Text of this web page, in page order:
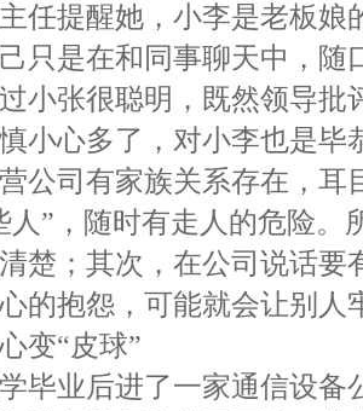
任提醒她，小李是老板
只是在和同事聊天中，
小张很聪明，既然领导
小心多了，对小李也是毕
司有家族关系存在，耳
人”，随时有走人的危险
楚；其次，在公司说话
的抱怨，可能就会让别人
“皮球”
业后进了一家通信设备